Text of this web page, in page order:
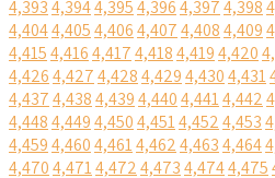
4,3934,3944,3954,3964,3974,398
4,4044,4054,4064,4074,4084,409
4,4154,4164,4174,4184,4194,420
4,4264,4274,4284,4294,4304,431
4,4374,4384,4394,4404,4414,442
4,4484,4494,4504,4514,4524,453
4,4594,4604,4614,4624,4634,464
4,4704,4714,4724,4734,4744,475